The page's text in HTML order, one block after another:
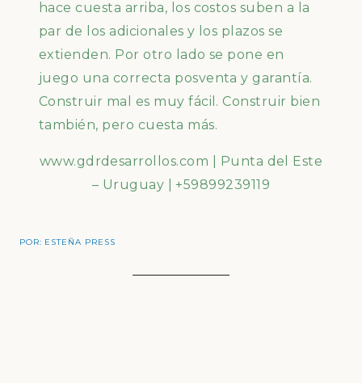
hace cuesta arriba, los costos suben a la
par de los adicionales y los plazos se
extienden. Por otro lado se pone en
juego una correcta posventa y garantía.
Construir mal es muy fácil. Construir bien
también, pero cuesta más.
www.gdrdesarrollos.com | Punta del Este
– Uruguay | +59899239119
POR: ESTEÑA PRESS